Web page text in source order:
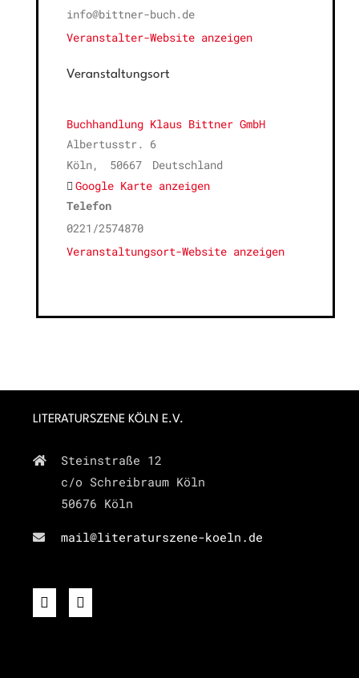
Veranstaltungsort
Buchhandlung Klaus Bittner GmbH
Albertusstr. 6
Köln, 50667
Deutschland
Google Karte anzeigen
Telefon
0221/2574870
Veranstaltungsort-Website anzeigen
info@bittner-buch.de
Veranstalter-Website anzeigen
LITERATURSZENE KÖLN E.V.
Steinstraße 12
c/o Schreibraum Köln
50676 Köln
mail@literaturszene-koeln.de